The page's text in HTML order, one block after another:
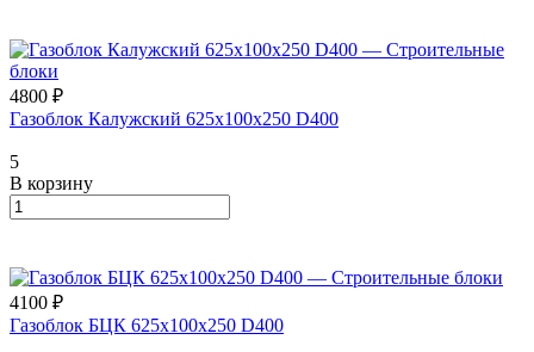
4800 ₽
Газоблок Калужский 625х100х250 D400
5
В корзину
4100 ₽
Газоблок БЦК 625х100х250 D400